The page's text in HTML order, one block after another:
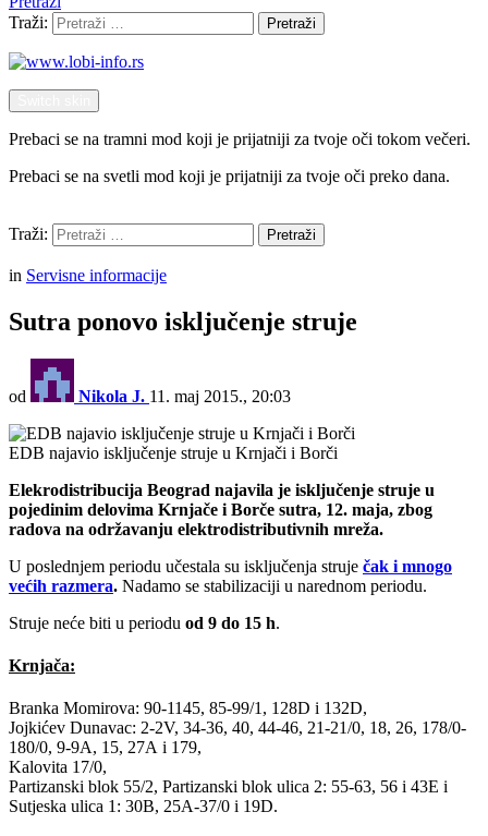
Traži:
Pretraži
Prebaci se na tramni mod koji je prijatniji za tvoje oči tokom večeri.
Prebaci se na svetli mod koji je prijatniji za tvoje oči preko dana.
Traži:
Pretraži
in Servisne informacije
Sutra ponovo isključenje struje
od Nikola J. 11. maj 2015., 20:03
EDB najavio isključenje struje u Krnjači i Borči
Elekrodistribucija Beograd najavila je isključenje struje u
pojedinim delovima Krnjače i Borče sutra, 12. maja, zbog
radova na održavanju elektrodistributivnih mreža.
U poslednjem periodu učestala su isključenja struje čak i mnogo
većih razmera. Nadamo se stabilizaciji u narednom periodu.
Struje neće biti u periodu od 9 do 15 h.
Krnjača:
Branka Momirova: 90-1145, 85-99/1, 128D i 132D,
Jojkićev Dunavac: 2-2V, 34-36, 40, 44-46, 21-21/0, 18, 26, 178/0-
180/0, 9-9А, 15, 27А i 179,
Kalovita 17/0,
Partizanski blok 55/2, Partizanski blok ulica 2: 55-63, 56 i 43E i
Sutjeska ulica 1: 30B, 25A-37/0 i 19D.